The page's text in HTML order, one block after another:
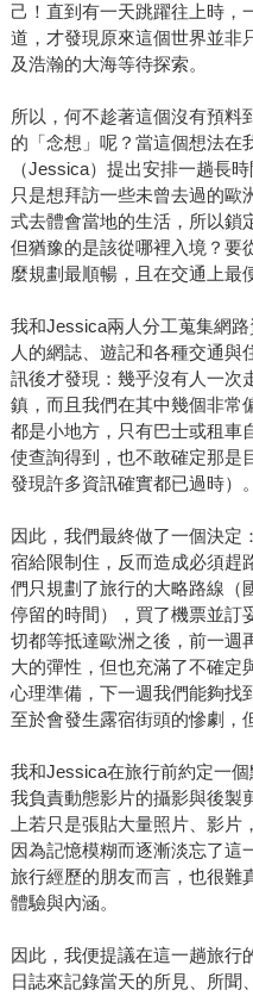
己！直到有一天跳躍往上時，
道，才發現原來這個世界並非
及浩瀚的大海等待探索。
所以，何不趁著這個沒有預料
的「念想」呢？當這個想法在
（Jessica）提出安排一趟長
只是想拜訪一些未曾去過的歐
式去體會當地的生活，所以鎖
但猶豫的是該從哪裡入境？要
麼規劃最順暢，且在交通上最
我和Jessica兩人分工蒐集網
人的網誌、遊記和各種交通與
訊後才發現：幾乎沒有人一次
鎮，而且我們在其中幾個非常
都是小地方，只有巴士或租車
使查詢得到，也不敢確定那是
發現許多資訊確實都已過時）。
因此，我們最終做了一個決定
宿給限制住，反而造成必須趕
們只規劃了旅行的大略路線（
停留的時間），買了機票並訂
切都等抵達歐洲之後，前一週
大的彈性，但也充滿了不確定
心理準備，下一週我們能夠找
至於會發生露宿街頭的慘劇，
我和Jessica在旅行前約定一
我負責動態影片的攝影與後製
上若只是張貼大量照片、影
因為記憶模糊而逐漸淡忘了這
旅行經歷的朋友而言，也很難
體驗與內涵。
因此，我便提議在這一趟旅行
日誌來記錄當天的所見、所聞